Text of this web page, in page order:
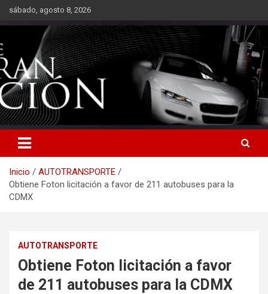
Saltarsábado, agosto 8, 2026
Inicio
AUTOTRANSPORTE
Obtiene Foton licitación a favor de 211 autobuses para la
CDMX
AUTOTRANSPORTE
Obtiene Foton licitación a favor
de 211 autobuses para la CDMX